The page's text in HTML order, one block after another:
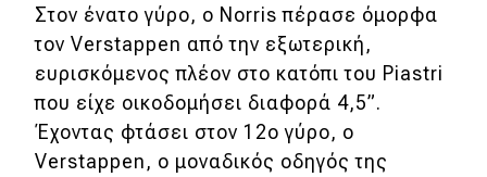
eDRIVE
DRIVE USED
Στον ένατο γύρο, ο Norris πέρασε όμορφα
τον Verstappen από την εξωτερική,
ευρισκόμενος πλέον στο κατόπι του Piastri
που είχε οικοδομήσει διαφορά 4,5”.
Έχοντας φτάσει στον 12ο γύρο, ο
Verstappen, ο μοναδικός οδηγός της